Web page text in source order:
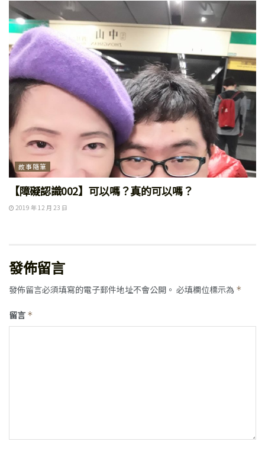
故事隨筆
【障礙認識002】可以嗎？真的可以嗎？
2019 年 12 月 23 日
發佈留言
發佈留言必須填寫的電子郵件地址不會公開。 必填欄位標示為 *
留言 *